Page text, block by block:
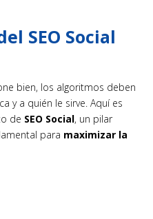
SEO Social
bien, los algoritmos deben
y a quién le sirve. Aquí es
de SEO Social, un pilar
para maximizar la